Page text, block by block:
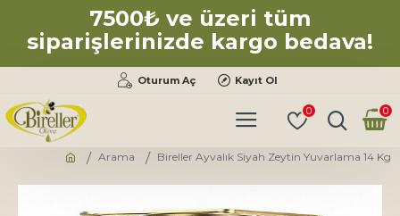
7500₺ ve üzeri tüm
siparişlerinizde kargo bedava!
Oturum Aç Kayıt Ol
0 0
Arama Bireller Ayvalık Siyah Zeytin Yuvarlama 14 Kg